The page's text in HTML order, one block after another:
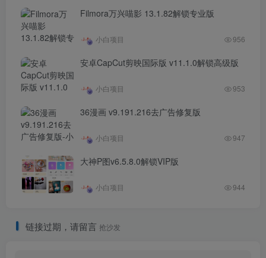
Filmora万兴喵影 13.1.82解锁专业版
小白项目 956
安卓CapCut剪映国际版 v11.1.0解锁高级版
小白项目 953
36漫画 v9.191.216去广告修复版
小白项目 947
大神P图v6.5.8.0解锁VIP版
小白项目 944
链接过期，请留言 抢沙发